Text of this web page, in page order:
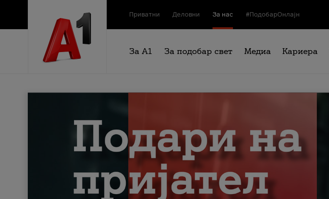
Приватни Деловни За нас #ПодобарОнлајн
За А1 За подобар свет Медиа Кариера